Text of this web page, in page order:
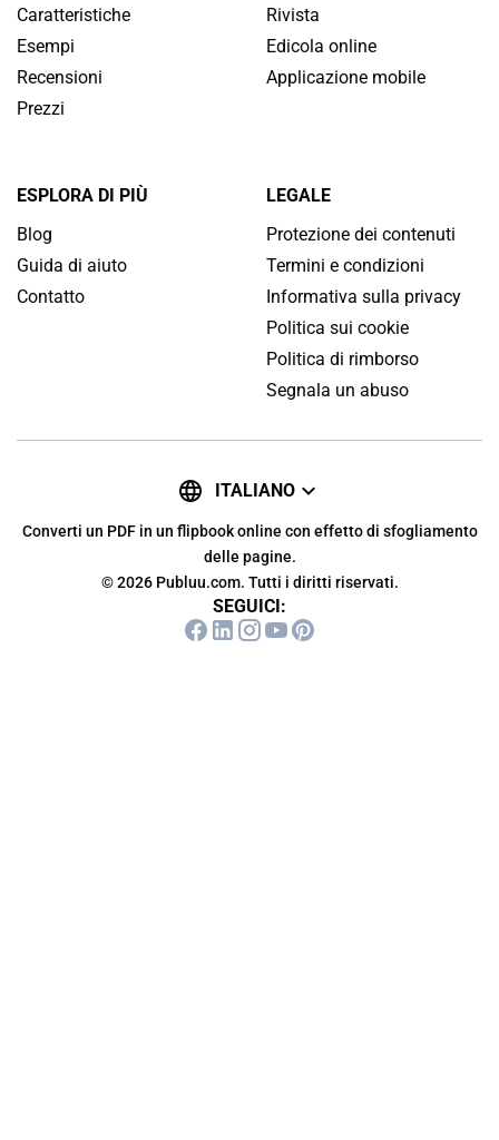
Caratteristiche
Esempi
Recensioni
Prezzi
Rivista
Edicola online
Applicazione mobile
ESPLORA DI PIÙ
Blog
Guida di aiuto
Contatto
LEGALE
Protezione dei contenuti
Termini e condizioni
Informativa sulla privacy
Politica sui cookie
Politica di rimborso
Segnala un abuso
ITALIANO
Converti un PDF in un flipbook online con effetto di sfogliamento
delle pagine.
© 2026 Publuu.com. Tutti i diritti riservati.
SEGUICI: